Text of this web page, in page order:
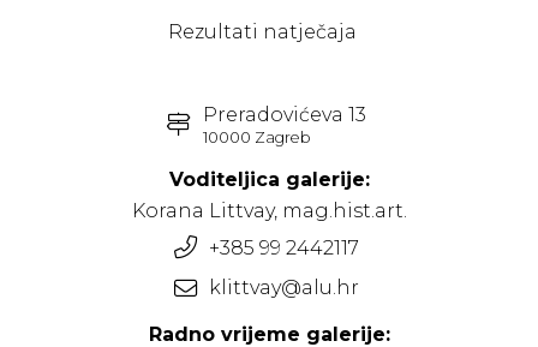
Rezultati natječaja
Preradovićeva 13
10000 Zagreb
Voditeljica galerije:
Korana Littvay, mag.hist.art.
+385 99 2442117
klittvay@alu.hr
Radno vrijeme galerije: